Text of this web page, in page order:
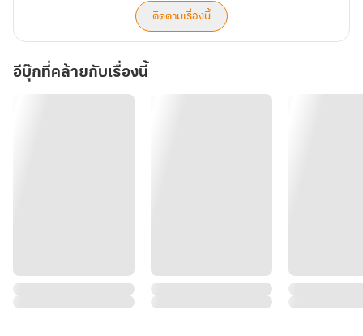
ตำนานรักที่แสนจะนุ่มนวล อบอุ่น และการฝ่าด่านทดสอบหัวใจ เพื่อ
เปลี่ยนพยัคฆ์ร้ายให้กลายเป็นบุรุษผู้คลั่งรักอย่างสมบูรณ์แบบได้เริ่มต้น
ขึ้นแล้ว...
ติดตามเรื่องนี้
อีบุ๊กที่คล้ายกับเรื่องนี้